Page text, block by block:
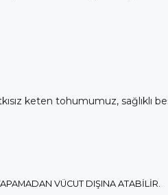
keten tohumumuz, sağlıklı
VÜCUT DIŞINA ATABİLİR.